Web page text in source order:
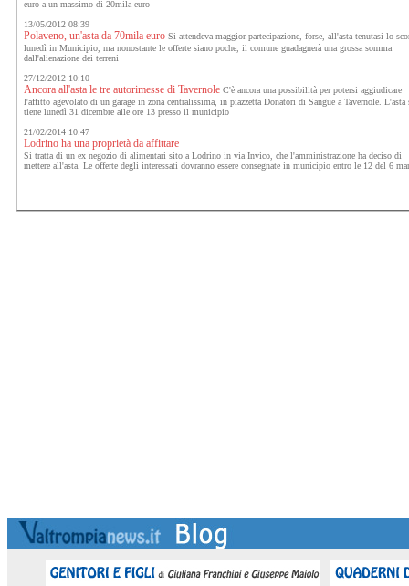
euro a un massimo di 20mila euro
13/05/2012 08:39
Polaveno, un'asta da 70mila euro Si attendeva maggior partecipazione, forse, all'asta tenutasi lo
lunedì in Municipio, ma nonostante le offerte siano poche, il comune guadagnerà una grossa somma
dall'alienazione dei terreni
27/12/2012 10:10
Ancora all'asta le tre autorimesse di Tavernole C'è ancora una possibilità per potersi aggiudicare
l'affitto agevolato di un garage in zona centralissima, in piazzetta Donatori di Sangue a Tavernole. L'asta
tiene lunedì 31 dicembre alle ore 13 presso il municipio
21/02/2014 10:47
Lodrino ha una proprietà da affittare
Si tratta di un ex negozio di alimentari sito a Lodrino in via Invico, che l'amministrazione ha deciso di
mettere all'asta. Le offerte degli interessati dovranno essere consegnate in municipio entro le 12 del 6